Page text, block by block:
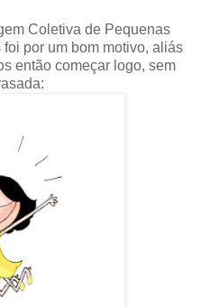
Coletiva de Pequenas
por um bom motivo, aliás
então começar logo, sem